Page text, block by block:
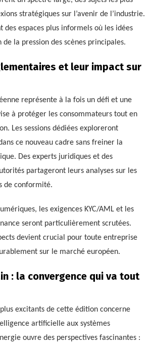
stratégiques sur l’avenir de l’industrie.
des espaces plus informels où les idées
la pression des scènes principales.
et leur impact sur
représente à la fois un défi et une
à protéger les consommateurs tout en
Les sessions dédiées exploreront
ce nouveau cadre sans freiner la
Des experts juridiques et des
partageront leurs analyses sur les
de conformité.
les exigences KYC/AML et les
seront particulièrement scrutées.
devient crucial pour toute entreprise
sur le marché européen.
: la convergence qui va tout
plus excitants de cette édition concerne
artificielle aux systèmes
ouvre des perspectives fascinantes :